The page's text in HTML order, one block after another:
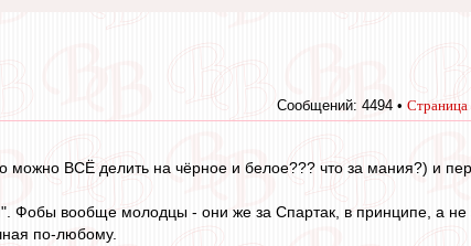
Сообщений: 4494 • Страница
можно ВСЁ делить на чёрное и белое??? что за мания?) и
Фобы вообще молодцы - они же за Спартак, в принципе, а не
по-любому.